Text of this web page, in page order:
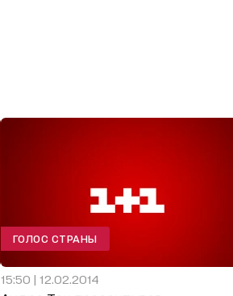
ГОЛОС СТРАНЫ
15:50 | 12.02.2014